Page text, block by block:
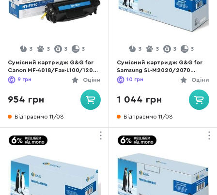
3 3 3 3
Сумісний картридж G&G for
Canon MF-4018/Fax-L100/120
Black (G&G-FX-10)
Оціни
9 грн
954 грн
Відправимо 11/08
3 3 3 3
Сумісний картридж G&G for
Samsung SL-M2020/2070
Series Black (G&G-D111S)
Оціни
10 грн
1 044 грн
Відправимо 11/08